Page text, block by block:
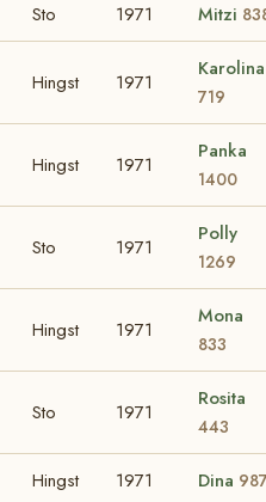
Sto 1971 Mitzi
Hingst 1971
Karolina
719
Hingst 1971
Panka
1400
Sto 1971
Polly
1269
Hingst 1971
Mona
833
Sto 1971
Rosita
443
Hingst 1971 Dina